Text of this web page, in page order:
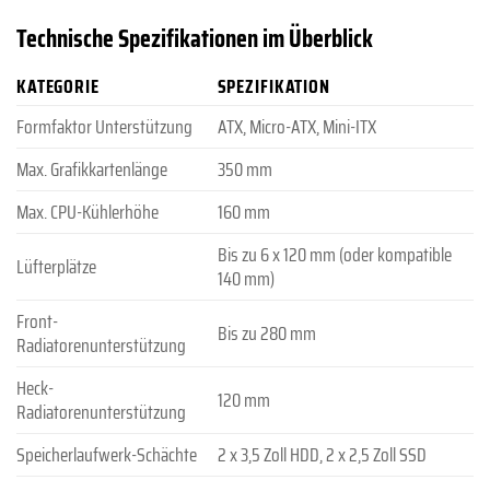
Technische Spezifikationen im Überblick
KATEGORIE
SPEZIFIKATION
Formfaktor Unterstützung
ATX, Micro-ATX, Mini-ITX
Max. Grafikkartenlänge
350 mm
Max. CPU-Kühlerhöhe
160 mm
Lüfterplätze
Bis zu 6 x 120 mm (oder kompatible
140 mm)
Front-
Radiatorenunterstützung
Bis zu 280 mm
Heck-
Radiatorenunterstützung
120 mm
Speicherlaufwerk-Schächte
2 x 3,5 Zoll HDD, 2 x 2,5 Zoll SSD